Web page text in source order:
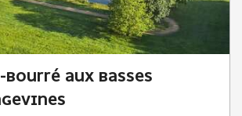
AUX BASSES